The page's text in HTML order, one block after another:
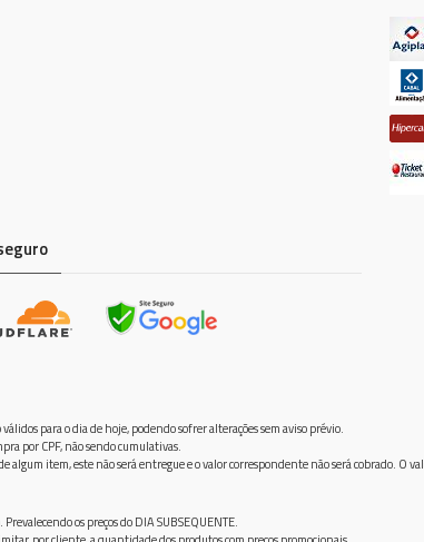
para o dia de hoje, podendo sofrer alterações sem aviso prévio.
por CPF, não sendo cumulativas.
item, este não será entregue e o valor correspondente não será cobrado. O
os preços do DIA SUBSEQUENTE.